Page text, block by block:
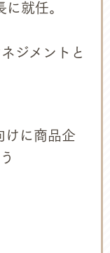
に就任。
ジメントと
けに商品企